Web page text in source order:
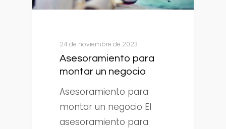
24 de noviembre de 2023
Asesoramiento para
montar un negocio
Asesoramiento para
montar un negocio El
asesoramiento para